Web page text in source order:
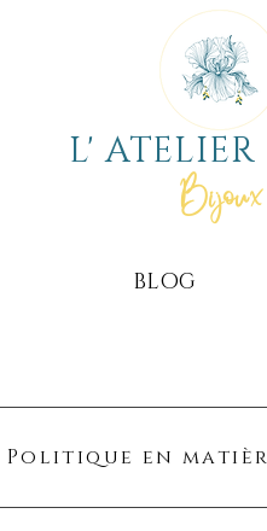
L' ATELIER
Bijoux
Politique en
BLOG